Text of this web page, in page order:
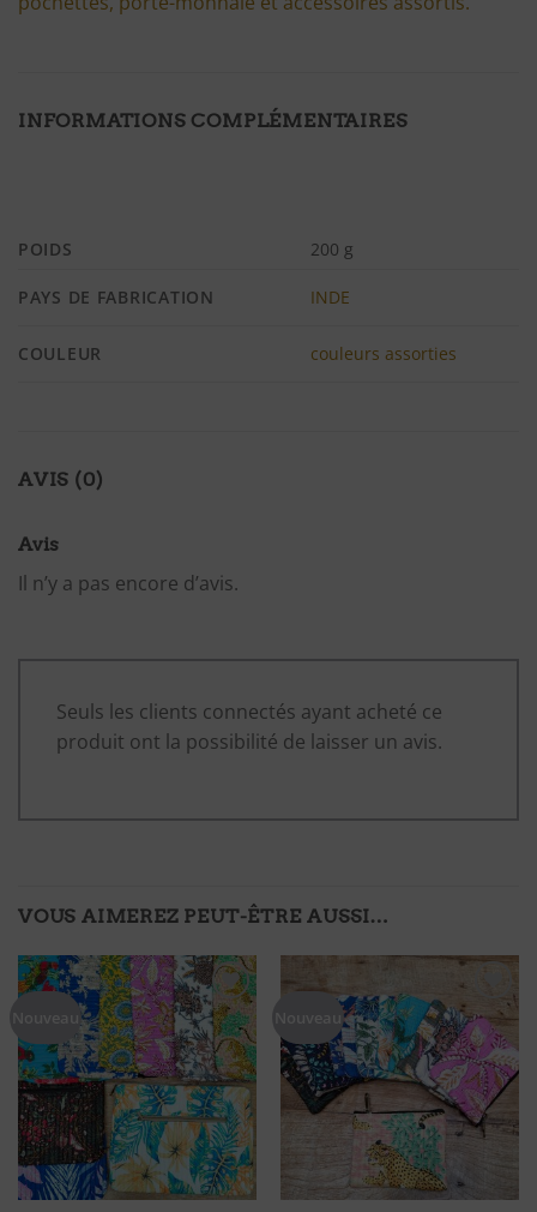
INFORMATIONS COMPLÉMENTAIRES
POIDS 200 g
PAYS DE FABRICATION INDE
COULEUR couleurs assorties
AVIS (0)
Avis
Il n’y a pas encore d’avis.
Seuls les clients connectés ayant acheté ce
produit ont la possibilité de laisser un avis.
VOUS AIMEREZ PEUT-ÊTRE AUSSI…
Ajouter
à ma
liste
d'envies
Ajouter
à ma
liste
d'envies